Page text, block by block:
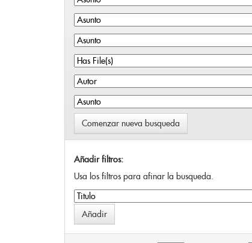
Comenzar nueva busqueda
Añadir filtros:
Usa los filtros para afinar la busqueda.